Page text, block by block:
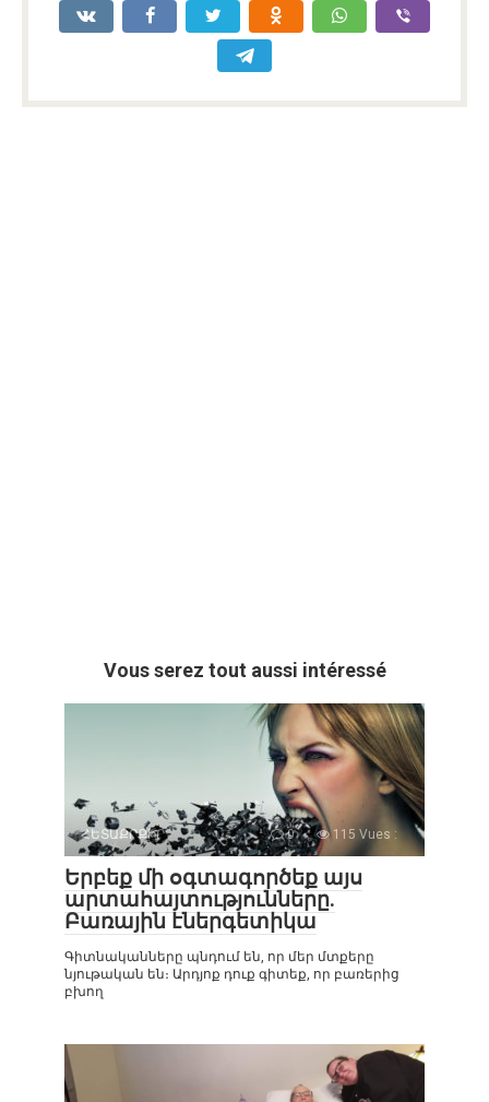
Vous serez tout aussi intéressé
ՀԵՏԱՔՐՔԻՐ 0 115 Vues :
Երբեք մի օգտագործեք այս
արտահայտությունները.
Բառային էներգետիկա
Գիտնականները պնդում են, որ մեր մտքերը
նյութական են։ Արդյոք դուք գիտեք, որ բառերից
բխող